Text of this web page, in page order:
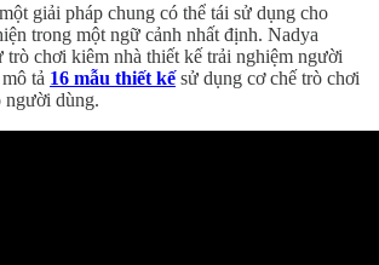
giải pháp chung có thể tái sử dụng cho
trong một ngữ cảnh nhất định. Nadya
chơi kiêm nhà thiết kế trải nghiệm người
tả 16 mẫu thiết kếsử dụng cơ chế trò chơi
người dùng.